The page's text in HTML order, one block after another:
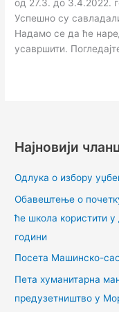
од 27.3. до 3.4.2022.
Успешно су
Надамо се да ће
усавршити.
Најновији
Одлука о избору
Обавештење о
ће школа користити
години
Посета Машинско-
Пета хуманитарна
предузетништво у